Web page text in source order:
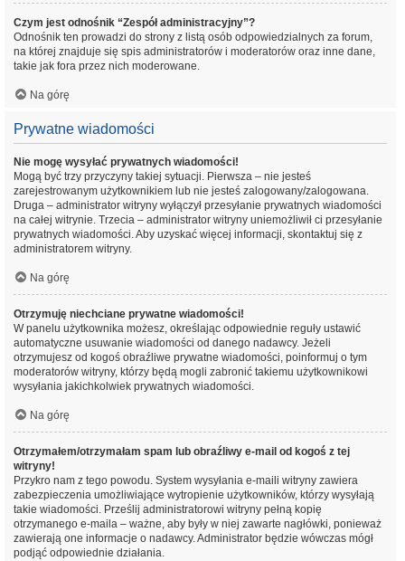
Czym jest odnośnik “Zespół administracyjny”?
Odnośnik ten prowadzi do strony z listą osób odpowiedzialnych za forum,
na której znajduje się spis administratorów i moderatorów oraz inne dane,
takie jak fora przez nich moderowane.
Na górę
Prywatne wiadomości
Nie mogę wysyłać prywatnych wiadomości!
Mogą być trzy przyczyny takiej sytuacji. Pierwsza – nie jesteś
zarejestrowanym użytkownikiem lub nie jesteś zalogowany/zalogowana.
Druga – administrator witryny wyłączył przesyłanie prywatnych wiadomości
na całej witrynie. Trzecia – administrator witryny uniemożliwił ci przesyłanie
prywatnych wiadomości. Aby uzyskać więcej informacji, skontaktuj się z
administratorem witryny.
Na górę
Otrzymuję niechciane prywatne wiadomości!
W panelu użytkownika możesz, określając odpowiednie reguły ustawić
automatyczne usuwanie wiadomości od danego nadawcy. Jeżeli
otrzymujesz od kogoś obraźliwe prywatne wiadomości, poinformuj o tym
moderatorów witryny, którzy będą mogli zabronić takiemu użytkownikowi
wysyłania jakichkolwiek prywatnych wiadomości.
Na górę
Otrzymałem/otrzymałam spam lub obraźliwy e-mail od kogoś z tej
witryny!
Przykro nam z tego powodu. System wysyłania e-maili witryny zawiera
zabezpieczenia umożliwiające wytropienie użytkowników, którzy wysyłają
takie wiadomości. Prześlij administratorowi witryny pełną kopię
otrzymanego e-maila – ważne, aby były w niej zawarte nagłówki, ponieważ
zawierają one informacje o nadawcy. Administrator będzie wówczas mógł
podjąć odpowiednie działania.